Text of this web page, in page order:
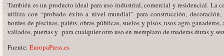
También es un producto ideal para uso industrial, comercial y residencial. La
utiliza con “probado éxito a nivel mundial” para construcción, decoración,
bordes de piscinas, paléts, obras públicas, suelos y pisos, usos agro-
vallados, puertas y para cualquier otro uso en reemplazo de maderas duras y
Fuente: EuropaPress.es